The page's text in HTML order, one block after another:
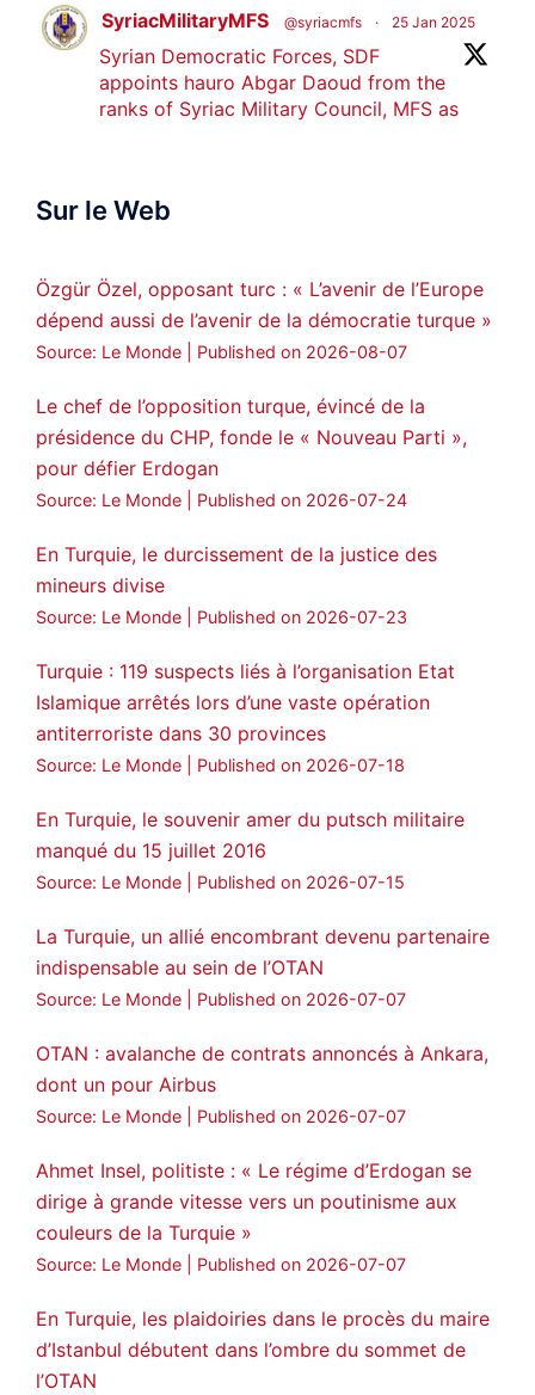
SyriacMilitaryMFS @syriacmfs · 25 Jan 2025
Syrian Democratic Forces, SDF
appoints hauro Abgar Daoud from the
ranks of Syriac Military Council, MFS as
ܟܫܝܪܘܬܐ ܒܘܠܝܬܐ ܚܘܪܐ ܐܒܓܪ
Amitiés kurdes de Bretagne a retweeté
MedyaNews @medyanews_ · 24 Jan 2025
statement on Abdullah Öcalan meeting
#AbdullahÖcalan
#ImralıIsland
🔗https://medyanews.rs/h4lwBwQ
Sur le Web
Özgür Özel, opposant turc : « L’avenir de l’Europe
dépend aussi de l’avenir de la démocratie turque »
Source: Le Monde Published on 2026-08-07
Le chef de l’opposition turque, évincé de la
présidence du CHP, fonde le « Nouveau Parti »,
pour défier Erdogan
Source: Le Monde Published on 2026-07-24
En Turquie, le durcissement de la justice des
mineurs divise
Source: Le Monde Published on 2026-07-23
Turquie : 119 suspects liés à l’organisation Etat
Islamique arrêtés lors d’une vaste opération
antiterroriste dans 30 provinces
Source: Le Monde Published on 2026-07-18
En Turquie, le souvenir amer du putsch militaire
manqué du 15 juillet 2016
Source: Le Monde Published on 2026-07-15
La Turquie, un allié encombrant devenu partenaire
indispensable au sein de l’OTAN
Source: Le Monde Published on 2026-07-07
OTAN : avalanche de contrats annoncés à Ankara,
dont un pour Airbus
Source: Le Monde Published on 2026-07-07
Ahmet Insel, politiste : « Le régime d’Erdogan se
dirige à grande vitesse vers un poutinisme aux
couleurs de la Turquie »
Source: Le Monde Published on 2026-07-07
En Turquie, les plaidoiries dans le procès du maire
d’Istanbul débutent dans l’ombre du sommet de
l’OTAN